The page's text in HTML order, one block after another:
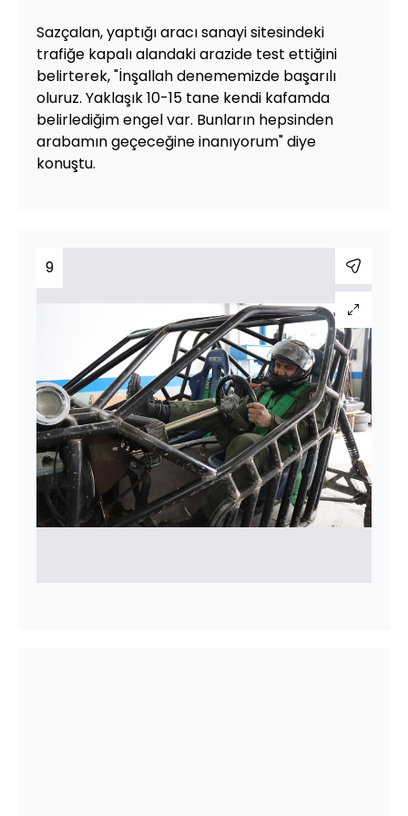
Sazçalan, yaptığı aracı sanayi sitesindeki
trafiğe kapalı alandaki arazide test ettiğini
belirterek, "İnşallah denememizde başarılı
oluruz. Yaklaşık 10-15 tane kendi kafamda
belirlediğim engel var. Bunların hepsinden
arabamın geçeceğine inanıyorum" diye
konuştu.
9